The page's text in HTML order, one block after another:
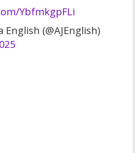
YbfmkgpFLi
English (@AJEnglish)